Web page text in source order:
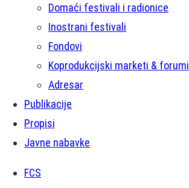
Domaći festivali i radionice
Inostrani festivali
Fondovi
Koprodukcijski marketi & forumi
Adresar
Publikacije
Propisi
Javne nabavke
FCS